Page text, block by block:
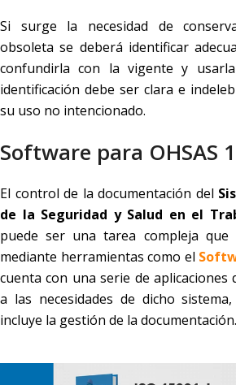
Si surge la necesidad de
obsoleta se deberá identificar
confundirla con la vigente y
identificación debe ser clara e
su uso no intencionado.
Software para OHSAS
El control de la documentación del
de la Seguridad y Salud en el
puede ser una tarea compleja que
mediante herramientas como el
cuenta con una serie de aplicaciones
a las necesidades de dicho
incluye la gestión de la documentación.